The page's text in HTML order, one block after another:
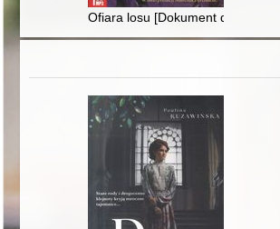
Ofiara losu [Dokument dźwiękowy]